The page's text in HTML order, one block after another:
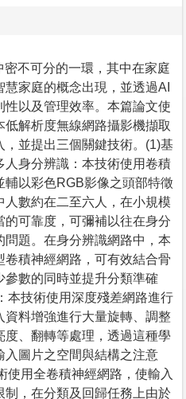
不可分的一環，其中在家庭
家庭的概念出現，並透過AI
以及管理效率。本篇論文使
解析度無線網路攝影機擷取
並提出三個關鍵技術。(1)基
身分辨識：本技術使用卷積
以彩色RGB影像之頭部特徵
數約在二至六人，在小規模
可靠度，可彌補以往在身分
題。在身分辨識網路中，本
積神經網路，可有效結合骨
數的同時並提升分類準確
本技術使用深度殘差網路進行
料增強進行大量旋轉、調整
、翻轉等處理，透過這種學
入圖片之空間與結構之注意
使用全卷積神經網路，使輸入
制，在分類及回歸任務上由於